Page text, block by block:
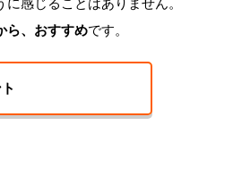
感じることはありません。
ら、おすすめです。